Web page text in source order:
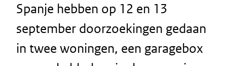
Spanje hebben op 12 en 13
september doorzoekingen gedaan
in twee woningen, een garagebox